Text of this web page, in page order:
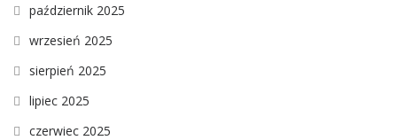
październik 2025
wrzesień 2025
sierpień 2025
lipiec 2025
czerwiec 2025